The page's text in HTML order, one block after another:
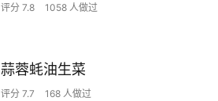
评分 7.8 1058 人做过
蒜蓉蚝油生菜
评分 7.7 168 人做过